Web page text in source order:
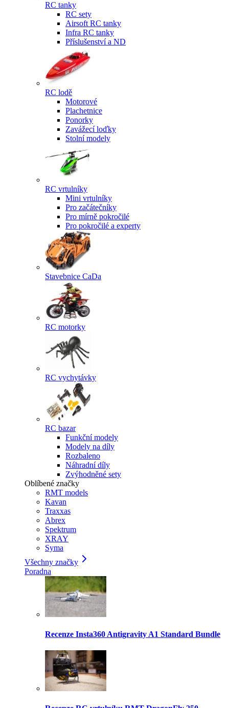
RC tanky
RC sety
Airsoft RC tanky
Infra RC tanky
Příslušenství a ND
RC lodě
Motorové
Plachetnice
Ponorky
Zavážecí loďky
Stolní modely
RC vrtulníky
Mini vrtulníky
Pro začátečníky
Pro mírně pokročilé
Pro pokročilé a experty
Stavebnice CaDa
RC motorky
RC vychytávky
RC bazar
Funkční modely
Modely na díly
Rozbaleno
Náhradní díly
Zvýhodněné sety
Oblíbené značky
RMT models
Kavan
Traxxas
Abrex
Spektrum
XRAY
Syma
Všechny značky
Poradna
Recenze Insta360 Antigravity A1 Standard Bundle